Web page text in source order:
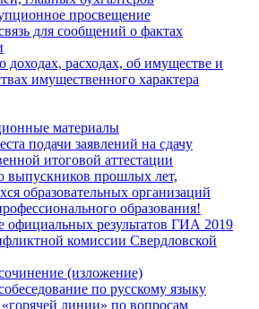
просвещение
для сообщений о фактах
доходах, расходах, об имуществе и
имущественного характера
материалы
подачи заявлений на сдачу
итоговой аттестации
прошлых лет,
образовательных организаций
образования!
официальных результатов ГИА 2019
комиссии Свердловской
(изложение)
по русскому языку
линии» по вопросам